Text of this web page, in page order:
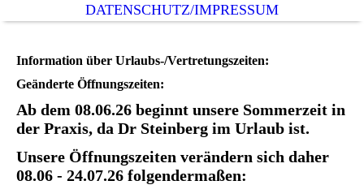
DATENSCHUTZ/IMPRESSUM
Information über Urlaubs-/Vertretungszeiten:
Geänderte Öffnungszeiten:
Ab dem 08.06.26 beginnt unsere Sommerzeit in
der Praxis, da Dr Steinberg im Urlaub ist.
Unsere Öffnungszeiten verändern sich daher
08.06 - 24.07.26 folgendermaßen: